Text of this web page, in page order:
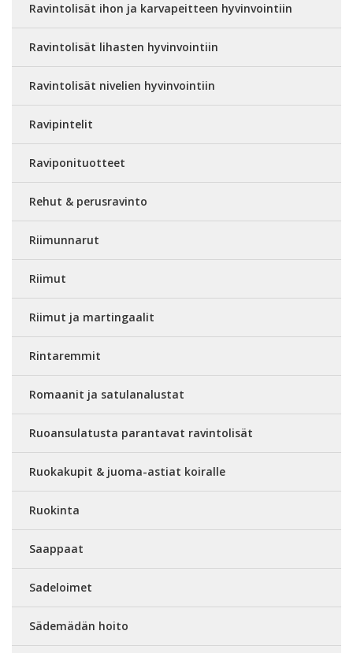
Ravintolisät ihon ja karvapeitteen hyvinvointiin
Ravintolisät lihasten hyvinvointiin
Ravintolisät nivelien hyvinvointiin
Ravipintelit
Raviponituotteet
Rehut & perusravinto
Riimunnarut
Riimut
Riimut ja martingaalit
Rintaremmit
Romaanit ja satulanalustat
Ruoansulatusta parantavat ravintolisät
Ruokakupit & juoma-astiat koiralle
Ruokinta
Saappaat
Sadeloimet
Sädemädän hoito